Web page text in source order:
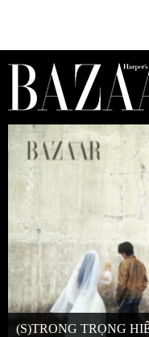
(S)TRONG TRỌNG